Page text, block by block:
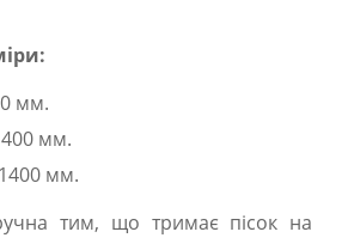
мм.
мм.
мм.
тим, що тримає пісок на